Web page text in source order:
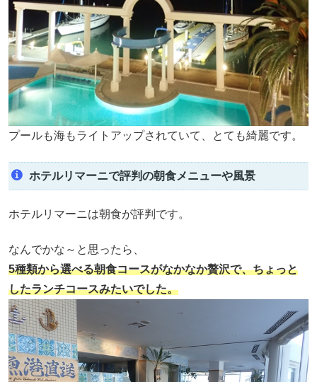
プールも海もライトアップされていて、とても綺麗です。
ホテルリマーニで評判の朝食メニューや風景
ホテルリマーニは朝食が評判です。
なんでかな～と思ったら、
5種類から選べる朝食コースがなかなか贅沢で、ちょっと
したランチコースみたいでした。